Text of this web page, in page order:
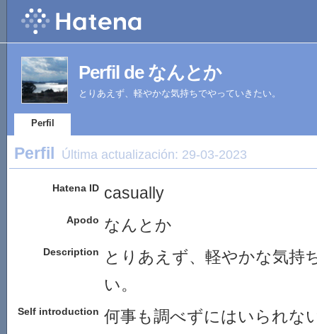
Perfil de なんとか
とりあえず、軽やかな気持ちでやっていきたい。
Perfil
Perfil Última actualización: 29-03-2023
Hatena ID casually
Apodo なんとか
Description
とりあえず、軽やかな気持
い。
Self introduction 何事も調べずにはいられな